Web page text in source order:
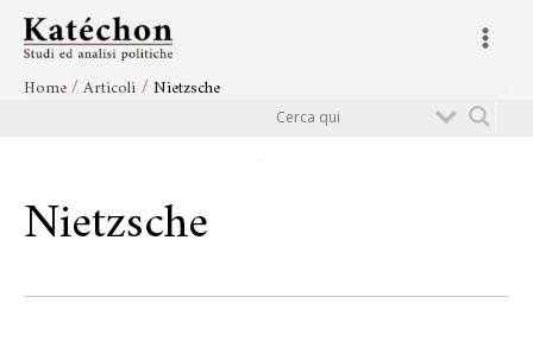
contenuto
Main
Home Articoli Nietzsche
Nietzsche